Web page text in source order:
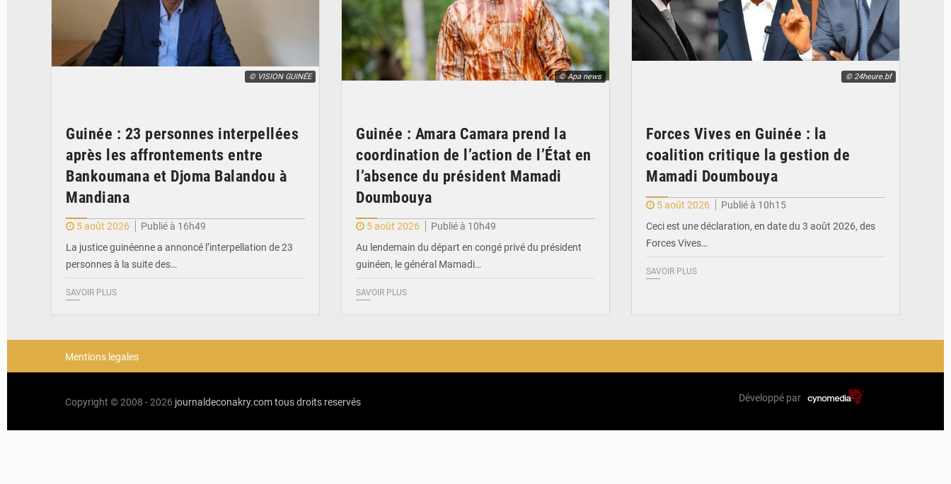
© VISION GUINÉE
Guinée : 23 personnes interpellées
après les affrontements entre
Bankoumana et Djoma Balandou à
Mandiana
5 août 2026
Publié à 16h49
La justice guinéenne a annoncé l’interpellation de 23
personnes à la suite des…
SAVOIR PLUS
© Apa news
Guinée : Amara Camara prend la
coordination de l’action de l’État en
l’absence du président Mamadi
Doumbouya
5 août 2026
Publié à 10h49
Au lendemain du départ en congé privé du président
guinéen, le général Mamadi…
SAVOIR PLUS
© 24heure.bf
Forces Vives en Guinée : la
coalition critique la gestion de
Mamadi Doumbouya
5 août 2026
Publié à 10h15
Ceci est une déclaration, en date du 3 août 2026, des
Forces Vives…
SAVOIR PLUS
Mentions legales
Copyright © 2008 - 2026 journaldeconakry.comtous droits reservés Développé par